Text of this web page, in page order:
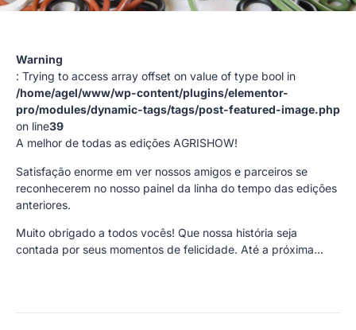
Warning
: Trying to access array offset on value of type bool in
/home/agel/www/wp-content/plugins/elementor-
pro/modules/dynamic-tags/tags/post-featured-image.php
on line39
A melhor de todas as edições AGRISHOW!
Satisfação enorme em ver nossos amigos e parceiros se
reconhecerem no nosso painel da linha do tempo das edições
anteriores.
Muito obrigado a todos vocês! Que nossa história seja
contada por seus momentos de felicidade. Até a próxima…